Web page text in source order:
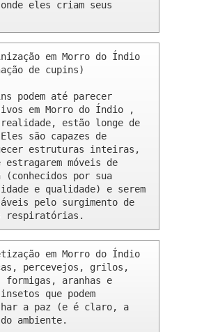
eles criam seus
em Morro do Índio
de cupins)
podem até parecer
em Morro do Índio ,
realidade, estão longe de
são capazes de
estruturas inteiras,
estragarem móveis de
(conhecidos por sua
e qualidade) e serem
pelo surgimento de
respiratórias.
em Morro do Índio
percevejos, grilos,
formigas, aranhas e
que podem
a paz (e é claro, a
ambiente.